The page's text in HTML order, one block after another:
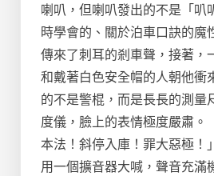
喇叭，但喇叭發出的不是「叭
時學會的、關於泊車口訣的魔
傳來了刺耳的剎車聲，接著，
和戴著白色安全帽的人朝他衝
的不是警棍，而是長長的測量
度儀，臉上的表情極度嚴肅。
本法！斜停入庫！罪大惡極！
用一個擴音器大喊，聲音充滿